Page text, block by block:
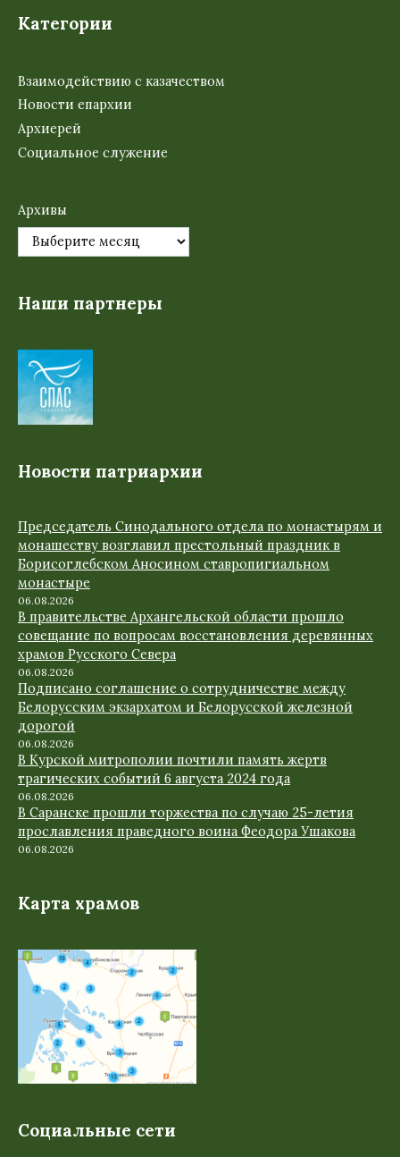
Категории
Взаимодействию с казачеством
Новости епархии
Архиерей
Социальное служение
Архивы
Наши партнеры
Новости патриархии
Председатель Синодального отдела по монастырям и
монашеству возглавил престольный праздник в
Борисоглебском Аносином ставропигиальном
монастыре
06.08.2026
В правительстве Архангельской области прошло
совещание по вопросам восстановления деревянных
храмов Русского Севера
06.08.2026
Подписано соглашение о сотрудничестве между
Белорусским экзархатом и Белорусской железной
дорогой
06.08.2026
В Курской митрополии почтили память жертв
трагических событий 6 августа 2024 года
06.08.2026
В Саранске прошли торжества по случаю 25-летия
прославления праведного воина Феодора Ушакова
06.08.2026
Карта храмов
Социальные сети